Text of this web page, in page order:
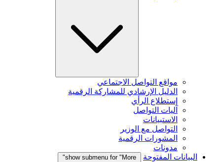
مواقع التواصل الاجتماعي
الدليل الإرشادي للمشاركة الرقمية
إستطلاع الرأي
آليات التواصل
الاستبيانات
التواصل مع الوزير
المشورات الرقمية
مدونات
البيانات المفتوحة
show submenu for "More"